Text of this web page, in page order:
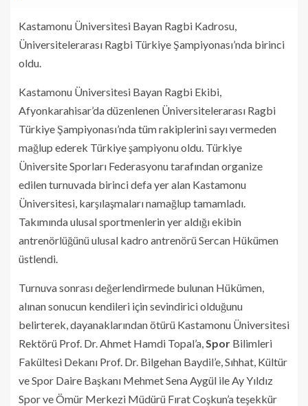
Kastamonu Üniversitesi Bayan Ragbi Kadrosu,
Üniversitelerarası Ragbi Türkiye Şampiyonası’nda birinci
oldu.
Kastamonu Üniversitesi Bayan Ragbi Ekibi,
Afyonkarahisar’da düzenlenen Üniversitelerarası Ragbi
Türkiye Şampiyonası’nda tüm rakiplerini sayı vermeden
mağlup ederek Türkiye şampiyonu oldu. Türkiye
Üniversite Sporları Federasyonu tarafından organize
edilen turnuvada birinci defa yer alan Kastamonu
Üniversitesi, karşılaşmaları namağlup tamamladı.
Takımında ulusal sportmenlerin yer aldığı ekibin
antrenörlüğünü ulusal kadro antrenörü Sercan Hükümen
üstlendi.
Turnuva sonrası değerlendirmede bulunan Hükümen,
alınan sonucun kendileri için sevindirici olduğunu
belirterek, dayanaklarından ötürü Kastamonu Üniversitesi
Rektörü Prof. Dr. Ahmet Hamdi Topal’a, Spor Bilimleri
Fakültesi Dekanı Prof. Dr. Bilgehan Baydil’e, Sıhhat, Kültür
ve Spor Daire Başkanı Mehmet Sena Aygül ile Ay Yıldız
Spor ve Ömür Merkezi Müdürü Fırat Coşkun’a teşekkür